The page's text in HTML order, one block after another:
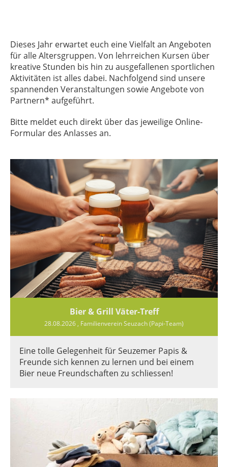
Dieses Jahr erwartet euch eine Vielfalt an Angeboten
für alle Altersgruppen. Von lehrreichen Kursen über
kreative Stunden bis hin zu ausgefallenen sportlichen
Aktivitäten ist alles dabei. Nachfolgend sind unsere
spannenden Veranstaltungen sowie Angebote von
Partnern* aufgeführt.
Bitte meldet euch direkt über das jeweilige Online-
Formular des Anlasses an.
Bier & Grill Väter-Treff
28.08.2026 , Familienverein Seuzach (Papi-Team)
Eine tolle Gelegenheit für Seuzemer Papis &
Freunde sich kennen zu lernen und bei einem
Bier neue Freundschaften zu schliessen!